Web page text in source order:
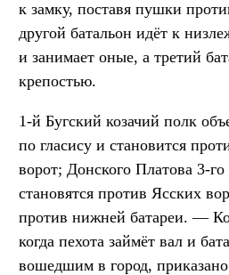
к замку, поставя пушки
другой батальон идёт к
и занимает оные, а третий
крепостью.
1-й Бугский козачий полк
по гласису и становится
ворот; Донского Платова 3-
становятся против Ясских
против нижней батареи. —
когда пехота займёт вал и
вошедшим в город,